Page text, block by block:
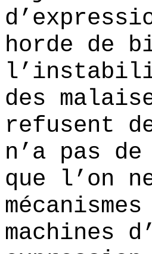
horde de
des
refusent
n’a pas
que l’on
machines